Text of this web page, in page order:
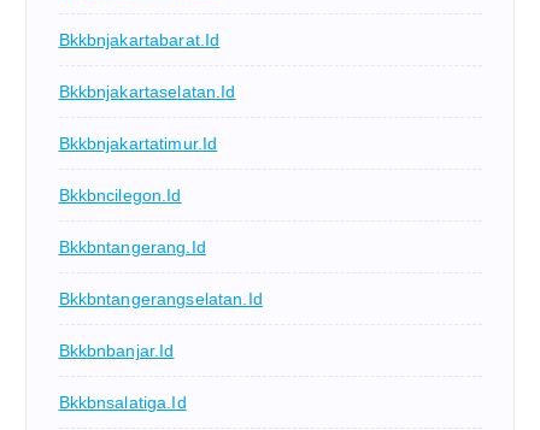
Bkkbnjakartabarat.id
Bkkbnjakartaselatan.id
Bkkbnjakartatimur.id
Bkkbncilegon.id
Bkkbntangerang.id
Bkkbntangerangselatan.id
Bkkbnbanjar.id
Bkkbnsalatiga.id